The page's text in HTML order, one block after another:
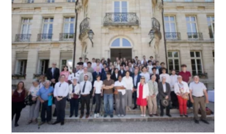
Échange France – Pologne :
Witamy naszych polskich
przyjaciół